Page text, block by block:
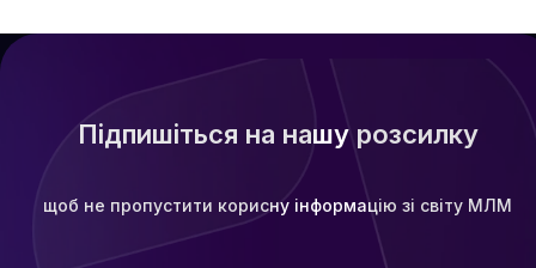
це докладніше. Перспективи бізнесу в ОАЕ
Об'єднані Арабські Емірати відомі як одна з
найрозкішніших і найрозвиненіших країн св
Підпишіться на нашу розсилку
щоб не пропустити корисну інформацію зі світу МЛМ